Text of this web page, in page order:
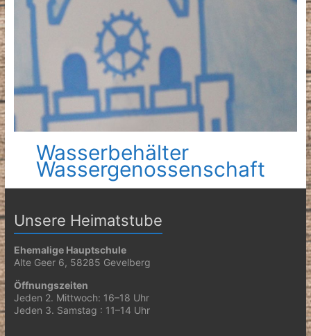
Wasserbehälter
Wassergenossenschaft
Unsere Heimatstube
Ehemalige Hauptschule
Alte Geer 6, 58285 Gevelberg
Öffnungszeiten
Jeden 2. Mittwoch: 16–18 Uhr
Jeden 3. Samstag : 11–14 Uhr